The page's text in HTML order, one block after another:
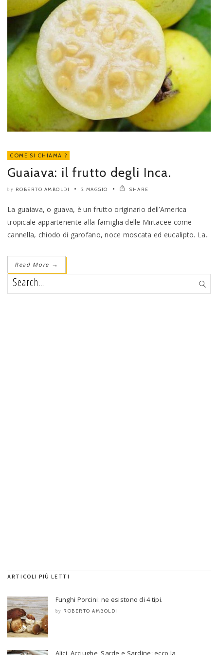
COME SI CHIAMA ?
Guaiava: il frutto degli Inca.
by ROBERTO AMBOLDI 2 MAGGIO SHARE
La guaiava, o guava, è un frutto originario dell’America
tropicale appartenente alla famiglia delle Mirtacee come
cannella, chiodo di garofano, noce moscata ed eucalipto. La..
Read More →
ARTICOLI PIÙ LETTI
Funghi Porcini: ne esistono di 4 tipi.
by ROBERTO AMBOLDI
Alici, Acciughe, Sarde e Sardine: ecco la